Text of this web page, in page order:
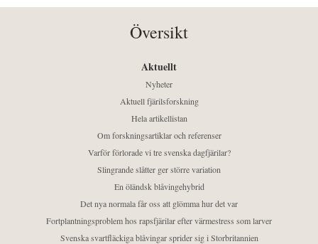
Översikt
Aktuellt
Nyheter
Aktuell fjärilsforskning
Hela artikellistan
Om forskningsartiklar och referenser
Varför förlorade vi tre svenska dagfjärilar?
Slingrande slåtter ger större variation
En öländsk blåvingehybrid
Det nya normala får oss att glömma hur det var
Fortplantningsproblem hos rapsfjärilar efter värmestress som larver
Svenska svartfläckiga blåvingar sprider sig i Storbritannien